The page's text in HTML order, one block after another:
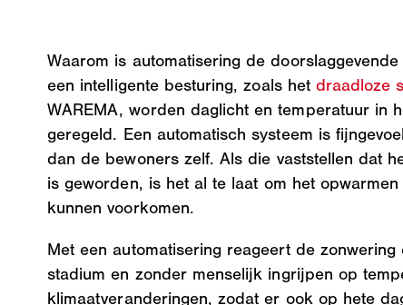
Waarom is automatisering de
een intelligente besturing, zoals het draadloze
WAREMA, worden daglicht en temperatuur in
geregeld. Een automatisch systeem is
dan de bewoners zelf. Als die vaststellen dat
is geworden, is het al te laat om het
kunnen voorkomen.
Met een automatisering reageert de
stadium en zonder menselijk ingrijpen op
klimaatveranderingen, zodat er ook op hete